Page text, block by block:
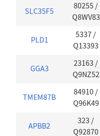
SLC35F5
80255 /
Q8WV83
PLD1
5337 /
Q13393
GGA3
23163 /
Q9NZ52
TMEM87B
84910 /
Q96K49
APBB2
323 /
Q92870